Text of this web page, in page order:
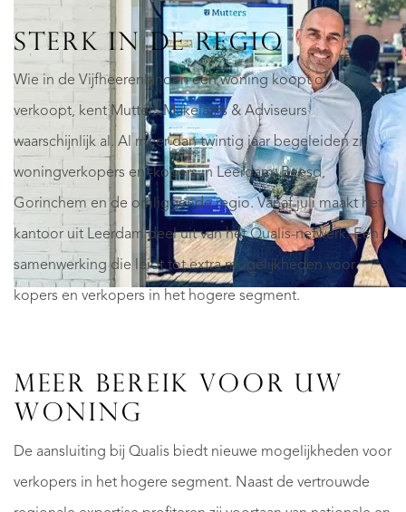
STERK IN DE REGIO
Wie in de Vijfheerenlanden een woning koopt of
verkoopt, kent Mutters Makelaars & Adviseurs
waarschijnlijk al. Al meer dan twintig jaar begeleiden zij
woningverkopers en -kopers in Leerdam, Beesd,
Gorinchem en de omliggende regio. Vanaf juli maakt het
kantoor uit Leerdam deel uit van het Qualis-netwerk. Een
samenwerking die leidt tot extra mogelijkheden voor
kopers en verkopers in het hogere segment.
MEER BEREIK VOOR UW
WONING
De aansluiting bij Qualis biedt nieuwe mogelijkheden voor
verkopers in het hogere segment. Naast de vertrouwde